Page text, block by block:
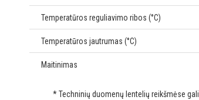
Temperatūros reguliavimo ribos (°C)
Temperatūros jautrumas (°C)
Maitinimas
* Techninių duomenų lentelių reikšmėse